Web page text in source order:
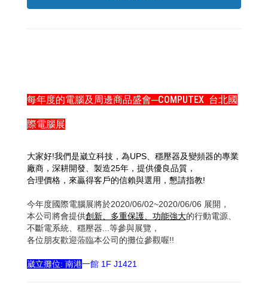
每年度的電腦及周邊商品盛會─COMPUTEX 台北國
際電腦展
大家好!我們是崴立科技，為UPS 、穩壓器及變頻器的專業
廠商，深耕開發、製造25年，提供優良品質，
合理價格，來贏得客戶的信賴與選用，懇請指教!
今年度國際電腦展將於2020/06/02~2020/06/06 展開，
本公司將會提供創新、多重保護、功能強大的行動電源、
不斷電系統、穩壓器...等參與展覽，
各位朋友歡迎蒞臨本公司的攤位參觀喔!!
崴立攤位: 南港一館 1F J1421